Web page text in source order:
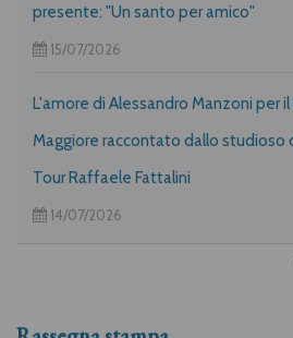
presente: "Un santo per amico"
15/07/2026
L'amore di Alessandro Manzoni per il
Maggiore raccontato dallo studioso
Tour Raffaele Fattalini
14/07/2026